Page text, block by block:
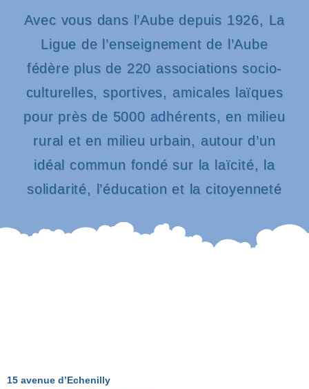
Avec vous dans l’Aube depuis 1926, La
Ligue de l’enseignement de l’Aube
fédère plus de 220 associations socio-
culturelles, sportives, amicales laïques
pour près de 5000 adhérents, en milieu
rural et en milieu urbain, autour d’un
idéal commun fondé sur la laïcité, la
solidarité, l’éducation et la citoyenneté
15 avenue d’Echenilly